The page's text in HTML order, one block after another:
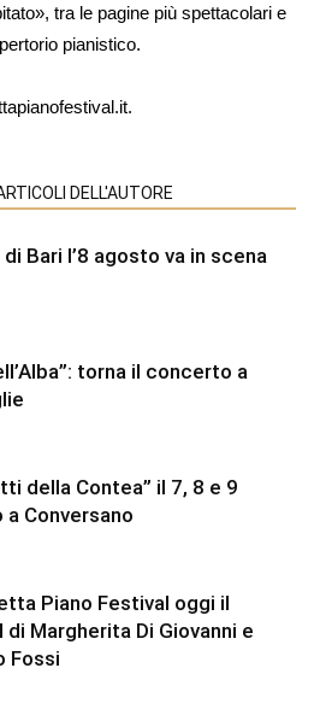
tra le pagine più spettacolari e
pianistico.
DELL'AUTORE
di Bari l’8 agosto va in scena
torna il concerto a
della Contea” il 7, 8 e 9
a Conversano
Piano Festival oggi il
di Margherita Di Giovanni e
Fossi